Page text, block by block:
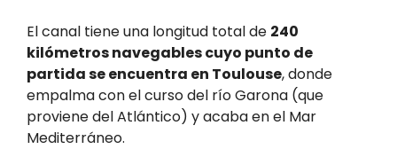
El canal tiene una longitud total de 240
kilómetros navegables cuyo punto de
partida se encuentra en Toulouse, donde
empalma con el curso del río Garona (que
proviene del Atlántico) y acaba en el Mar
Mediterráneo.